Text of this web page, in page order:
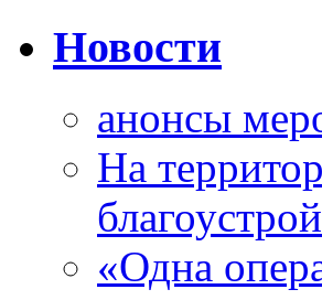
Новости
анонсы
На
«Одна